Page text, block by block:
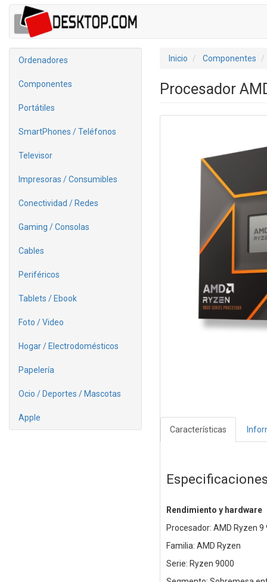
Ordenadores
Componentes
Portátiles
SmartPhones / Teléfonos
Televisor
Impresoras / Consumibles
Conectividad / Redes
Gaming / Consolas
Cables
Periféricos
Tablets / Ebook
Foto / Video
Hogar / Electrodomésticos
Papelería
Ocio / Deportes / Mascotas
Apple
Inicio Componentes
Procesador
Características
Rendimiento y hardware
Procesador: AMD Ryzen 9
Familia: AMD Ryzen
Serie: Ryzen 9000